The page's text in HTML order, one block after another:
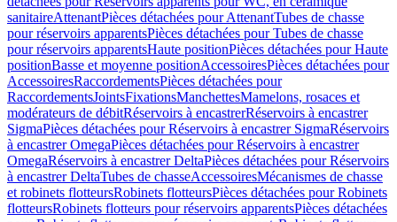
sanitaireAttenantPièces détachées pour AttenantTubes de chasse
pour réservoirs apparentsPièces détachées pour Tubes de chasse
pour réservoirs apparentsHaute positionPièces détachées pour Haute
positionBasse et moyenne positionAccessoiresPièces détachées pour
AccessoiresRaccordementsPièces détachées pour
RaccordementsJointsFixationsManchettesMamelons, rosaces et
modérateurs de débitRéservoirs à encastrerRéservoirs à encastrer
SigmaPièces détachées pour Réservoirs à encastrer SigmaRéservoirs
à encastrer OmegaPièces détachées pour Réservoirs à encastrer
OmegaRéservoirs à encastrer DeltaPièces détachées pour Réservoirs
à encastrer DeltaTubes de chasseAccessoiresMécanismes de chasse
et robinets flotteursRobinets flotteursPièces détachées pour Robinets
flotteursRobinets flotteurs pour réservoirs apparentsPièces détachées